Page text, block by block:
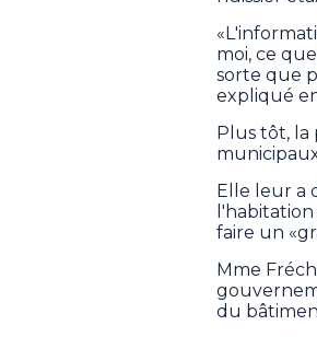
moi, ce
sorte que
expliqué
Plus tôt, la
Elle leur a
faire un
Mme
du